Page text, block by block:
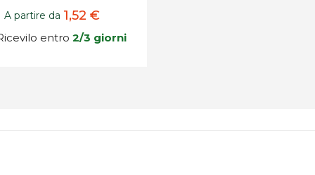
A partire da 1,52 €
entro2/3 giorni